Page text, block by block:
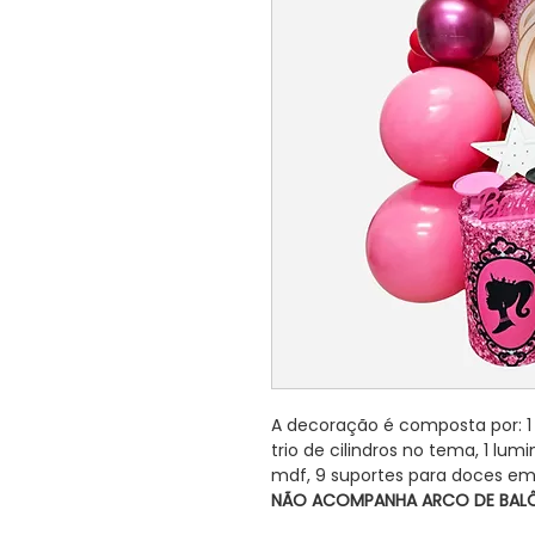
A decoração é composta por:
trio de cilindros no tema, 1
mdf, 9 suportes para doces
NÃO ACOMPANHA ARCO DE